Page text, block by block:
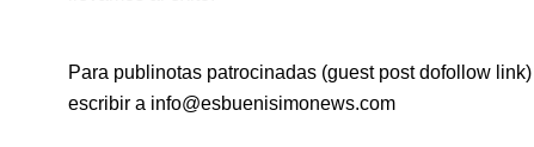
Para publinotas patrocinadas (guest post dofollow link)
escribir a info@esbuenisimonews.com